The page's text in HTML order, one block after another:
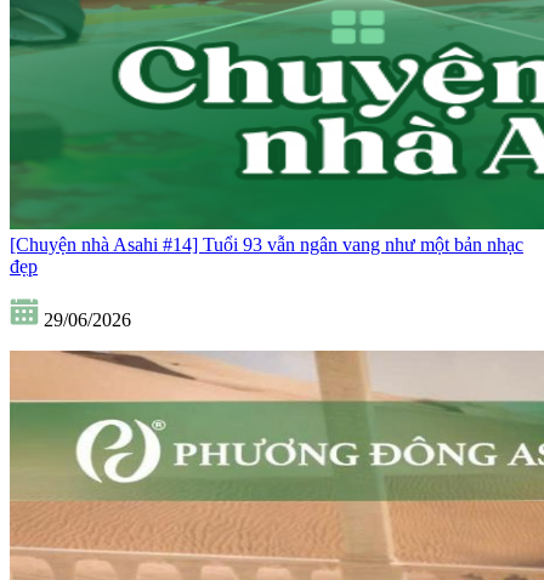
[Chuyện nhà Asahi #14] Tuổi 93 vẫn ngân vang như một bản nhạc
đẹp
29/06/2026